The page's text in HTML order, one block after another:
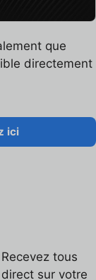
que
directement
ici
tous
sur votre